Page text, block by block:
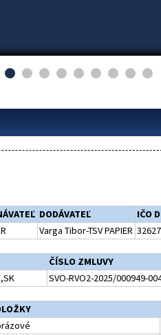
DODÁVATEĽ IČO
Varga Tibor-TSV PAPIER
ČÍSLO ZMLUVY
SVO-RVO2-2025/000949-